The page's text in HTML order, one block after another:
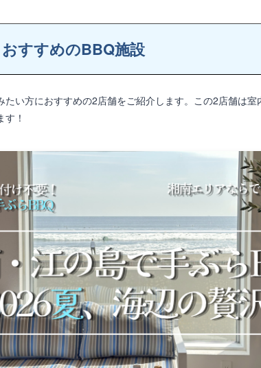
すすめのBBQ施設
たい方におすすめの2店舗をご紹介します。この2店舗は
！